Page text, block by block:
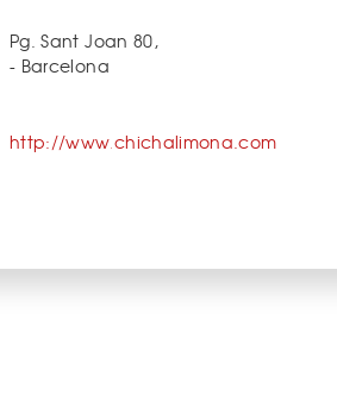
Pg. Sant Joan 80,
- Barcelona
http://www.chichalimona.com